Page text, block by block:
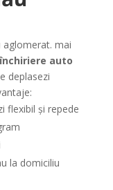
mai
auto
deplasezi
flexibil şi repede
la domiciliu